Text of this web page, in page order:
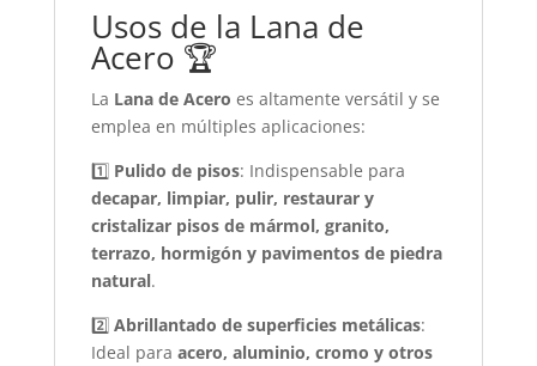
Usos de la Lana de
Acero 🏆
La Lana de Acero es altamente versátil y se
emplea en múltiples aplicaciones:
1️⃣ Pulido de pisos: Indispensable para
decapar, limpiar, pulir, restaurar y
cristalizar pisos de mármol, granito,
terrazo, hormigón y pavimentos de piedra
natural.
2️⃣ Abrillantado de superficies metálicas:
Ideal para acero, aluminio, cromo y otros